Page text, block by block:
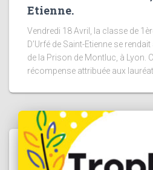
Etienne.
Vendredi 18 Avril, la classe de
D’Urfé de Saint-Etienne se
de la Prison de Montluc, à Lyon.
récompense attribuée aux